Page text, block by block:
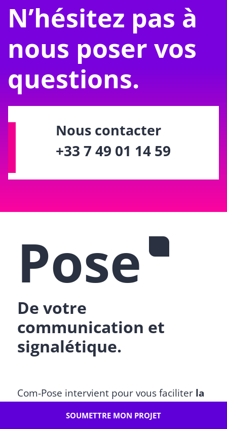
SOUMETTRE MON PROJET
N’hésitez pas à
nous poser vos
questions.
Nous contacter
+33 7 49 01 14 59
Pose
De votre
communication et
signalétique.
Com-Pose intervient pour vous faciliter la
pose d’adhésifs et d’éléments de